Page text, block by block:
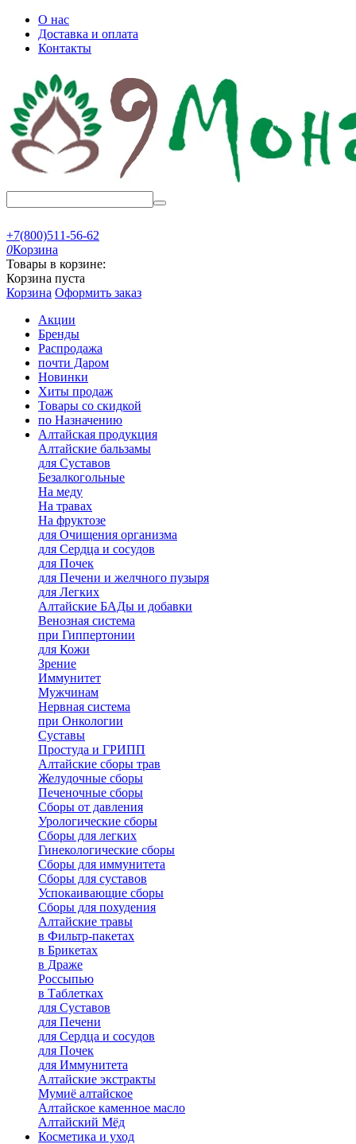
О нас
Доставка и оплата
Контакты
+7(800)511-56-62
0Корзина
Товары в корзине:
Корзина пуста
Корзина Оформить заказ
Акции
Бренды
Распродажа
почти Даром
Новинки
Хиты продаж
Товары со скидкой
по Назначению
Алтайская продукция
Алтайские бальзамы
для Суставов
Безалкогольные
На меду
На травах
На фруктозе
для Очищения организма
для Сердца и сосудов
для Почек
для Печени и желчного пузыря
для Легких
Алтайские БАДы и добавки
Венозная система
при Гиппертонии
для Кожи
Зрение
Иммунитет
Мужчинам
Нервная система
при Онкологии
Суставы
Простуда и ГРИПП
Алтайские сборы трав
Желудочные сборы
Печеночные сборы
Сборы от давления
Урологические сборы
Сборы для легких
Гинекологические сборы
Сборы для иммунитета
Сборы для суставов
Успокаивающие сборы
Сборы для похудения
Алтайские травы
в Фильтр-пакетах
в Брикетах
в Драже
Россыпью
в Таблетках
для Cуставов
для Печени
для Сердца и сосудов
для Почек
для Иммунитета
Алтайские экстракты
Мумиё алтайское
Алтайское каменное масло
Алтайский Мёд
Косметика и уход